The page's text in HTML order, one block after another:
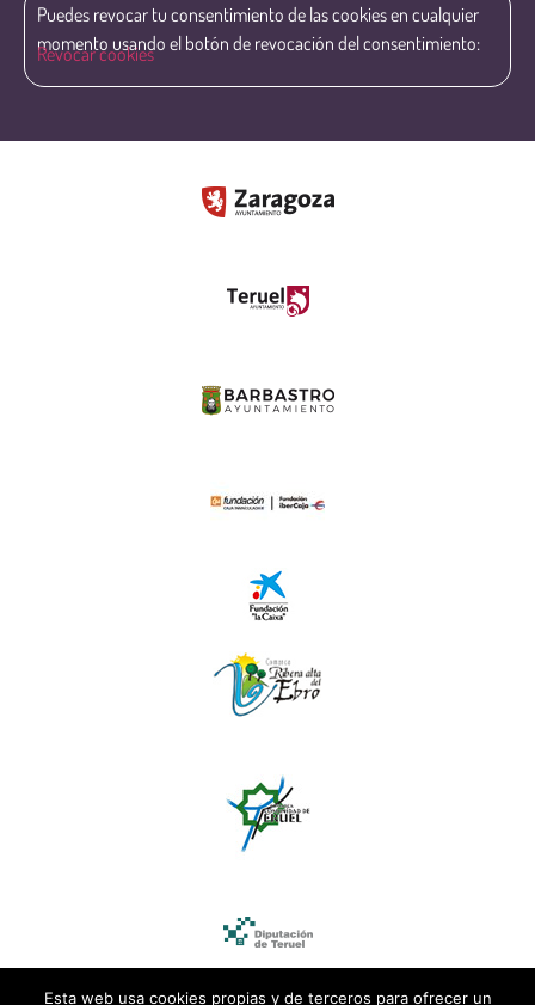
Puedes revocar tu consentimiento de las cookies en cualquier
momento usando el botón de revocación del consentimiento:
Revocar cookies
Esta web usa cookies propias y de terceros para ofrecer un